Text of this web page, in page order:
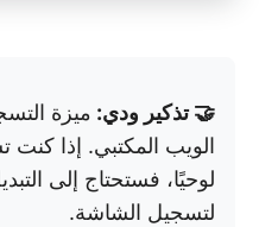
🤝 تذكير ودي: ميزة
الويب المكتبي. إذا كنت
لوحيًا، فستحتاج إلى
لتسجيل الشاشة.